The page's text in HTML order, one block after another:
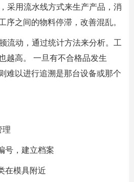
用流水线方式来生产产品，消
序之间的物料停滞，改善混乱。
动，通过统计方法来分析。工
越高。 一旦有不合格品发生
难以进行追溯是那台设备或那个
，建立档案
在模具附近